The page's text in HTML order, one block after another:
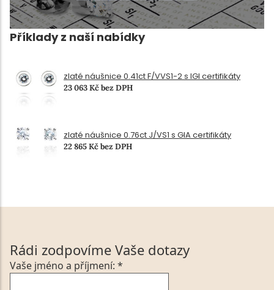
Příklady z naší nabídky
zlaté náušnice 0.41ct F/VVS1-2 s IGI certifikáty
23 063 Kč bez DPH
zlaté náušnice 0.76ct J/VS1 s GIA certifikáty
22 865 Kč bez DPH
Rádi zodpovíme Vaše dotazy
Vaše jméno a příjmení: *